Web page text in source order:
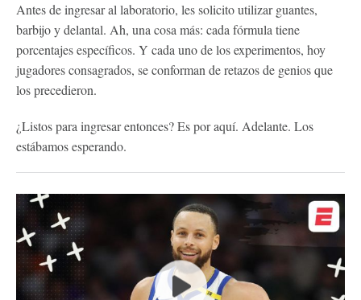
Antes de ingresar al laboratorio, les solicito utilizar guantes,
barbijo y delantal. Ah, una cosa más: cada fórmula tiene
porcentajes específicos. Y cada uno de los experimentos, hoy
jugadores consagrados, se conforman de retazos de genios que
los precedieron.
¿Listos para ingresar entonces? Es por aquí. Adelante. Los
estábamos esperando.